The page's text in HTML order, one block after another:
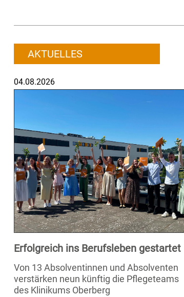
AKTUELLES
04.08.2026
Erfolgreich ins Berufsleben gestartet
Von 13 Absolventinnen und Absolventen
verstärken neun künftig die Pflegeteams
des Klinikums Oberberg